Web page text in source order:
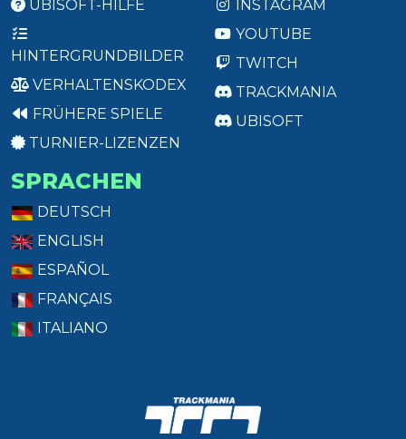
UBISOFT-HILFE
HINTERGRUNDBILDER
VERHALTENSKODEX
FRÜHERE SPIELE
TURNIER-LIZENZEN
INSTAGRAM
YOUTUBE
TWITCH
TRACKMANIA
UBISOFT
SPRACHEN
DEUTSCH
ENGLISH
ESPAÑOL
FRANÇAIS
ITALIANO